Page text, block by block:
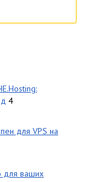
4
для VPS на
для ваших